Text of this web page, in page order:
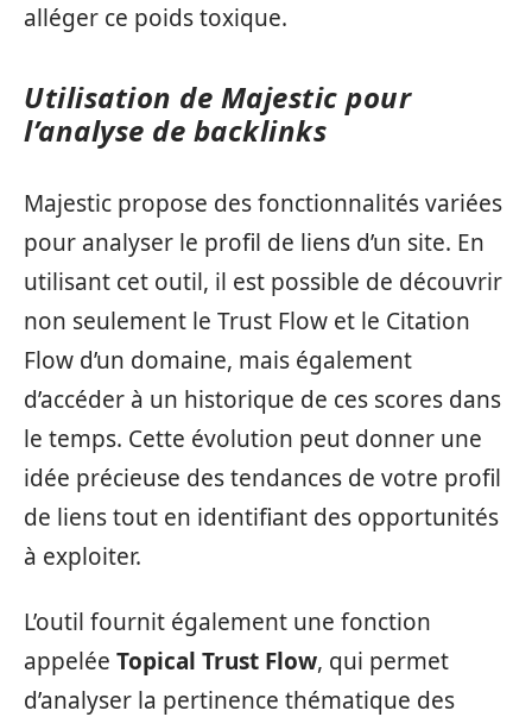
alléger ce poids toxique.
Utilisation de Majestic pour
l’analyse de backlinks
Majestic propose des fonctionnalités variées
pour analyser le profil de liens d’un site. En
utilisant cet outil, il est possible de découvrir
non seulement le Trust Flow et le Citation
Flow d’un domaine, mais également
d’accéder à un historique de ces scores dans
le temps. Cette évolution peut donner une
idée précieuse des tendances de votre profil
de liens tout en identifiant des opportunités
à exploiter.
L’outil fournit également une fonction
appelée Topical Trust Flow, qui permet
d’analyser la pertinence thématique des